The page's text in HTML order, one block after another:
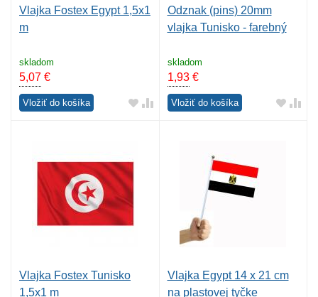
Vlajka Fostex Egypt 1,5x1
m
skladom
5,07 €
Vložiť do košíka
Odznak (pins) 20mm
vlajka Tunisko - farebný
skladom
1,93€
Vložiť do košíka
Vlajka Fostex Tunisko
1,5x1 m
Vlajka Egypt 14 x 21 cm
na plastovej tyčke